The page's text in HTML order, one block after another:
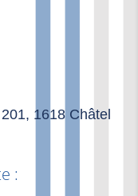
1618 Châtel
: